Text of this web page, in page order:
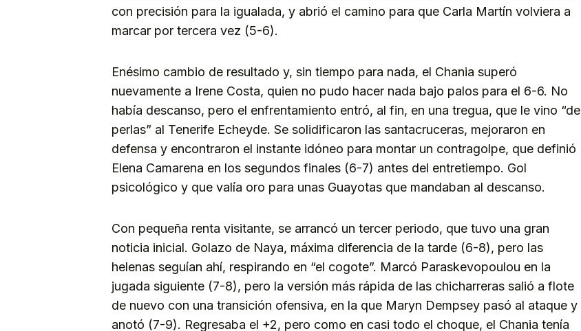
con precisión para la igualada, y abrió el camino para que Carla Martín volviera a
marcar por tercera vez (5-6).
Enésimo cambio de resultado y, sin tiempo para nada, el Chania superó
nuevamente a Irene Costa, quien no pudo hacer nada bajo palos para el 6-6. No
había descanso, pero el enfrentamiento entró, al fin, en una tregua, que le vino “de
perlas” al Tenerife Echeyde. Se solidificaron las santacruceras, mejoraron en
defensa y encontraron el instante idóneo para montar un contragolpe, que definió
Elena Camarena en los segundos finales (6-7) antes del entretiempo. Gol
psicológico y que valía oro para unas Guayotas que mandaban al descanso.
Con pequeña renta visitante, se arrancó un tercer periodo, que tuvo una gran
noticia inicial. Golazo de Naya, máxima diferencia de la tarde (6-8), pero las
helenas seguían ahí, respirando en “el cogote”. Marcó Paraskevopoulou en la
jugada siguiente (7-8), pero la versión más rápida de las chicharreras salió a flote
de nuevo con una transición ofensiva, en la que Maryn Dempsey pasó al ataque y
anotó (7-9). Regresaba el +2, pero como en casi todo el choque, el Chania tenía